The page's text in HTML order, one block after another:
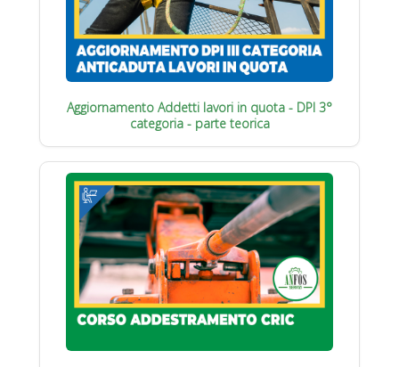
Aggiornamento Addetti lavori in quota - DPI 3°
categoria - parte teorica